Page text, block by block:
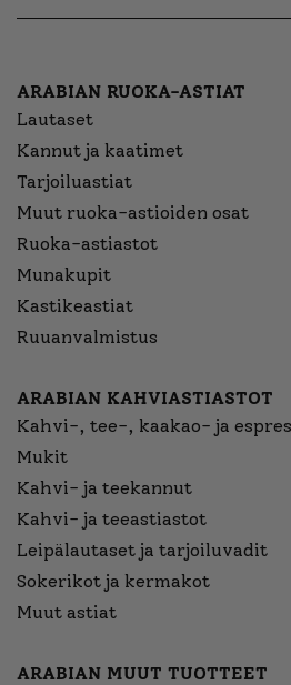
ARABIAN RUOKA-ASTIAT
Lautaset
Kannut ja kaatimet
Tarjoiluastiat
Muut ruoka-astioiden osat
Ruoka-astiastot
Munakupit
Kastikeastiat
Ruuanvalmistus
ARABIAN KAHVIASTIASTOT
Kahvi-, tee-, kaakao- ja
Mukit
Kahvi- ja teekannut
Kahvi- ja teeastiastot
Leipälautaset ja tarjoiluvadit
Sokerikot ja kermakot
Muut astiat
ARABIAN MUUT TUOTTEET